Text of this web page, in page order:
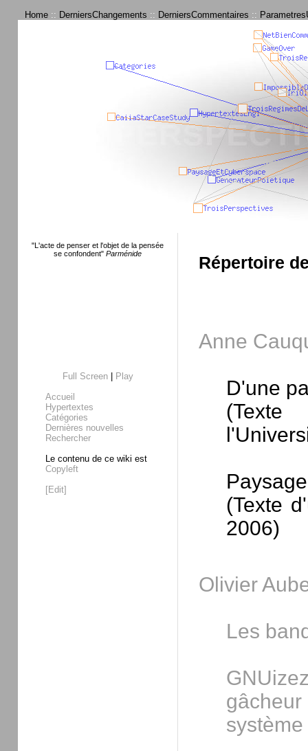
Home :: DerniersChangements :: DerniersCommentaires ::
"L'acte de penser et l'objet de la pensée
se confondent" Parménide
Full Screen|
Play
Accueil
Hypertextes
Catégories
Dernières nouvelles
Rechercher
Le contenu de ce wiki est
Copyleft
[Edit]
Répertoire
Anne
D'une
(Texte
2006)
Olivier
Les